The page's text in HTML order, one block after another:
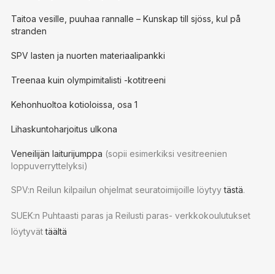
Taitoa vesille, puuhaa rannalle – Kunskap till sjöss, kul på
stranden
SPV lasten ja nuorten materiaalipankki
Treenaa kuin olympimitalisti -kotitreeni
Kehonhuoltoa kotioloissa, osa 1
Lihaskuntoharjoitus ulkona
Veneilijän laiturijumppa (sopii esimerkiksi vesitreenien
loppuverryttelyksi)
SPV:n Reilun kilpailun ohjelmat seuratoimijoille löytyytästä.
SUEK:n Puhtaasti paras ja Reilusti paras- verkkokoulutukset
löytyvättäältä